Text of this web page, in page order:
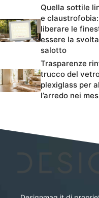
Quella sottile
e
liberare le
essere la
salotto
Trasparenze
trucco del
plexiglass per
l’arredo nei